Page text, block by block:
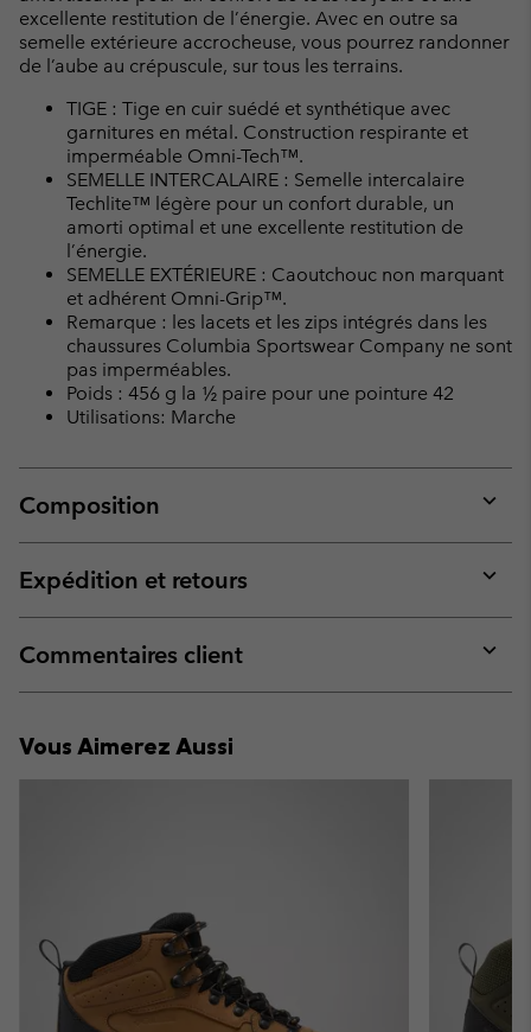
excellente restitution de l’énergie. Avec en outre sa
semelle extérieure accrocheuse, vous pourrez randonner
de l’aube au crépuscule, sur tous les terrains.
TIGE : Tige en cuir suédé et synthétique avec
garnitures en métal. Construction respirante et
imperméable Omni-Tech™.
SEMELLE INTERCALAIRE : Semelle intercalaire
Techlite™ légère pour un confort durable, un
amorti optimal et une excellente restitution de
l’énergie.
SEMELLE EXTÉRIEURE : Caoutchouc non marquant
et adhérent Omni-Grip™.
Remarque : les lacets et les zips intégrés dans les
chaussures Columbia Sportswear Company ne sont
pas imperméables.
Poids : 456 g la ½ paire pour une pointure 42
Utilisations: Marche
Composition
or
Expédition et retours
or
Commentaires client
or
Vous Aimerez Aussi